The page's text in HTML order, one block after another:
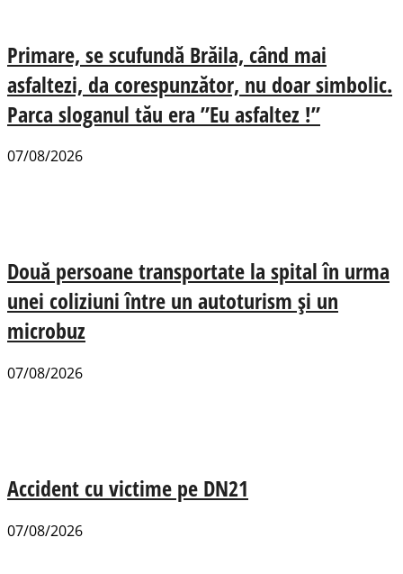
Primare, se scufundă Brăila, când mai
asfaltezi, da corespunzător, nu doar simbolic.
Parca sloganul tău era ”Eu asfaltez !”
07/08/2026
Două persoane transportate la spital în urma
unei coliziuni între un autoturism și un
microbuz
07/08/2026
Accident cu victime pe DN21
07/08/2026